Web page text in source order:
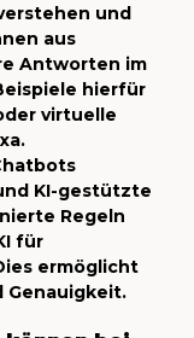
und
aus
Antworten im
hierfür
virtuelle
KI-gestützte
Regeln
für
ermöglicht
Genauigkeit.